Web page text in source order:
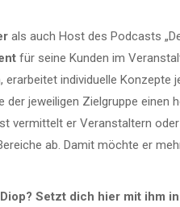
als auch Host des Podcasts
für seine Kunden im
erarbeitet individuelle Konzepte
der jeweiligen Zielgruppe
vermittelt er Veranstaltern
ab. Damit möchte er
Setzt dich hier mit ihm